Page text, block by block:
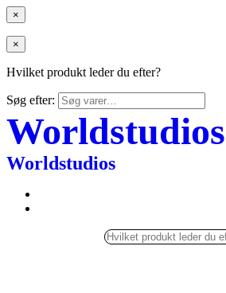
×
×
Hvilket produkt leder du efter?
Søg efter:
Worldstudios
Worldstudios